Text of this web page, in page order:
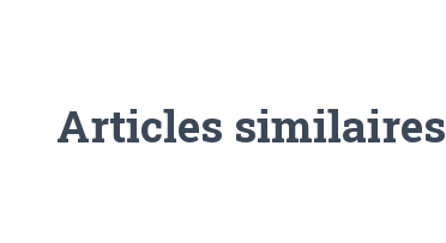
Articles similaires